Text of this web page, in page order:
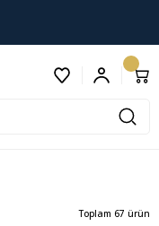
Toplam 67 ürün